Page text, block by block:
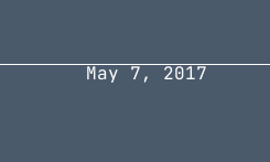
May 7, 2017